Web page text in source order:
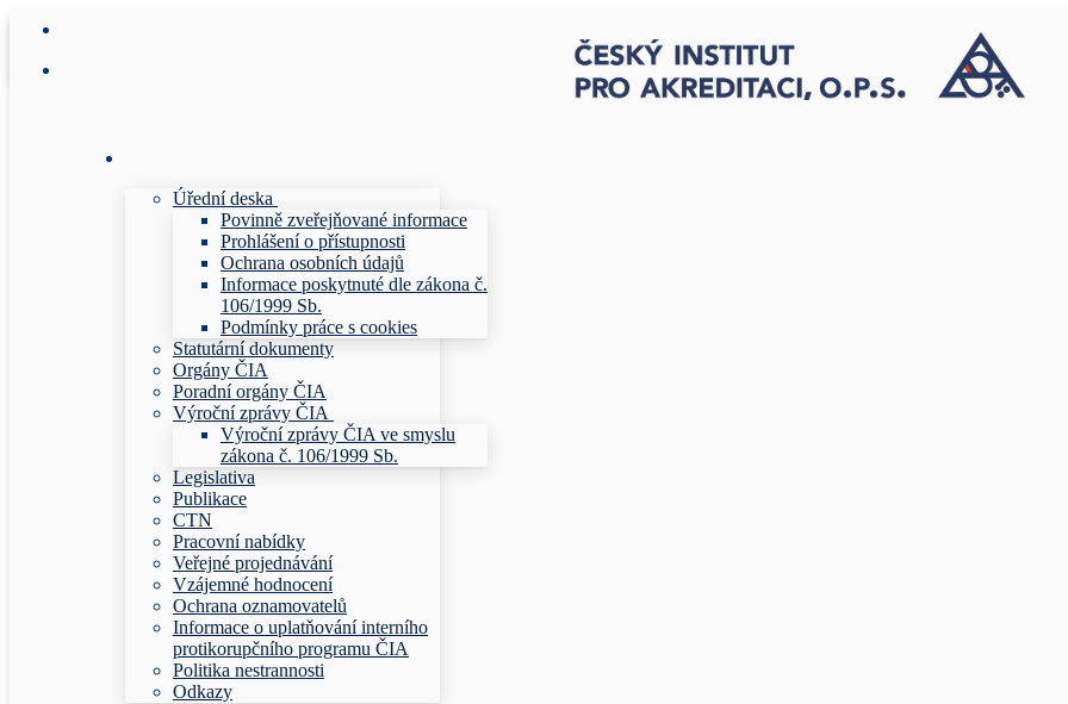
Přeskočit
obsah
Menu
Zavřeno
Úřední deska
Povinně zveřejňované informace
Prohlášení o přístupnosti
Ochrana osobních údajů
Informace poskytnuté dle zákona č.
106/1999 Sb.
Podmínky práce s cookies
Statutární dokumenty
Orgány ČIA
Poradní orgány ČIA
Výroční zprávy ČIA
Výroční zprávy ČIA ve smyslu
zákona č. 106/1999 Sb.
Legislativa
Publikace
CTN
Pracovní nabídky
Veřejné projednávání
Vzájemné hodnocení
Ochrana oznamovatelů
Informace o uplatňování interního
protikorupčního programu ČIA
Politika nestrannosti
Odkazy